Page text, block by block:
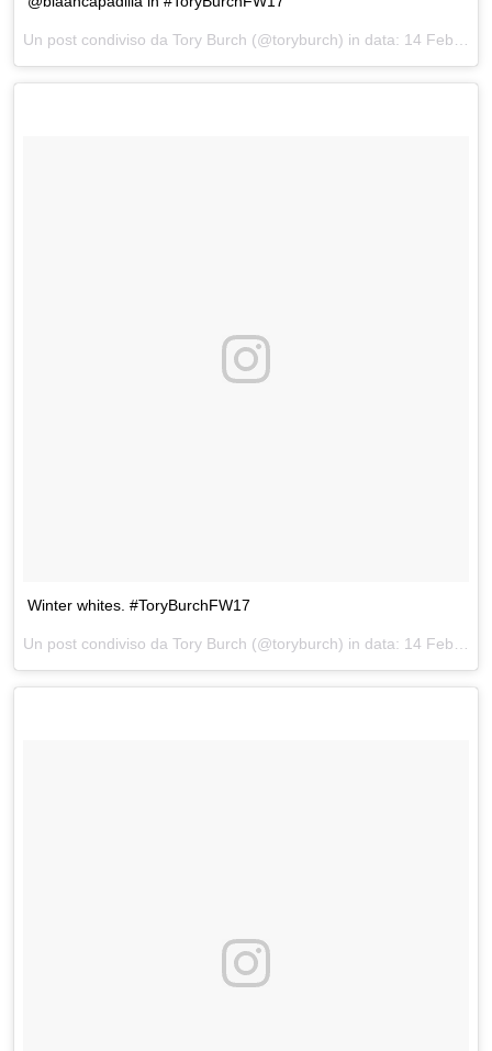
Un post condiviso da Tory Burch (@toryburch) in data: 14 Feb 2017 alle ore 19:01 PST
Winter whites. #ToryBurchFW17
Un post condiviso da Tory Burch (@toryburch) in data: 14 Feb 2017 alle ore 17:54 PST